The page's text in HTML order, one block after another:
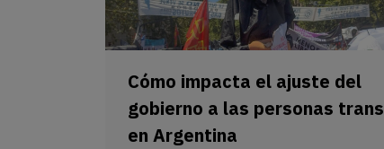
Cómo impacta el ajuste del
gobierno a las personas trans
en Argentina